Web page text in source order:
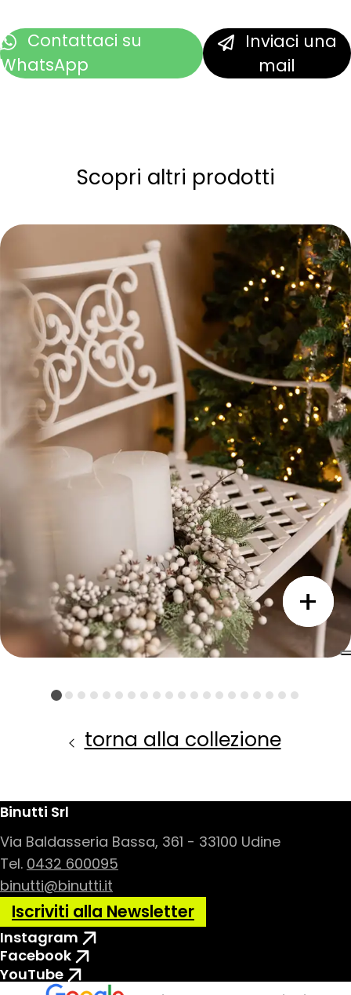
Contattaci su
WhatsApp
mail
Scopri altri prodotti
torna alla collezione
Binutti Srl
Via Baldasseria Bassa, 361 - 33100 Udine
Tel. 0432 600095
binutti@binutti.it
Iscriviti alla Newsletter
Instagram
Facebook
YouTube